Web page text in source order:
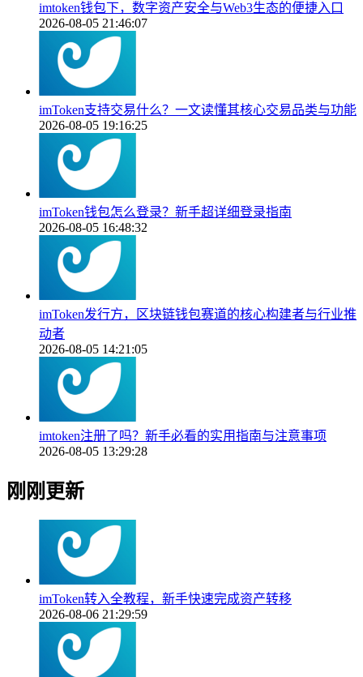
imtoken钱包下，数字资产安全与Web3生态的便捷入口
2026-08-05 21:46:07
imToken支持交易什么？一文读懂其核心交易品类与功能
2026-08-05 19:16:25
imToken钱包怎么登录？新手超详细登录指南
2026-08-05 16:48:32
imToken发行方，区块链钱包赛道的核心构建者与行业推
动者
2026-08-05 14:21:05
imtoken注册了吗？新手必看的实用指南与注意事项
2026-08-05 13:29:28
刚刚更新
imToken转入全教程，新手快速完成资产转移
2026-08-06 21:29:59